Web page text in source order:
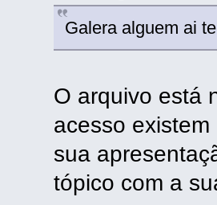
Galera alguem ai
O arquivo está
acesso
sua
tópico com a